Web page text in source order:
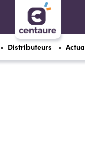
Distributeurs